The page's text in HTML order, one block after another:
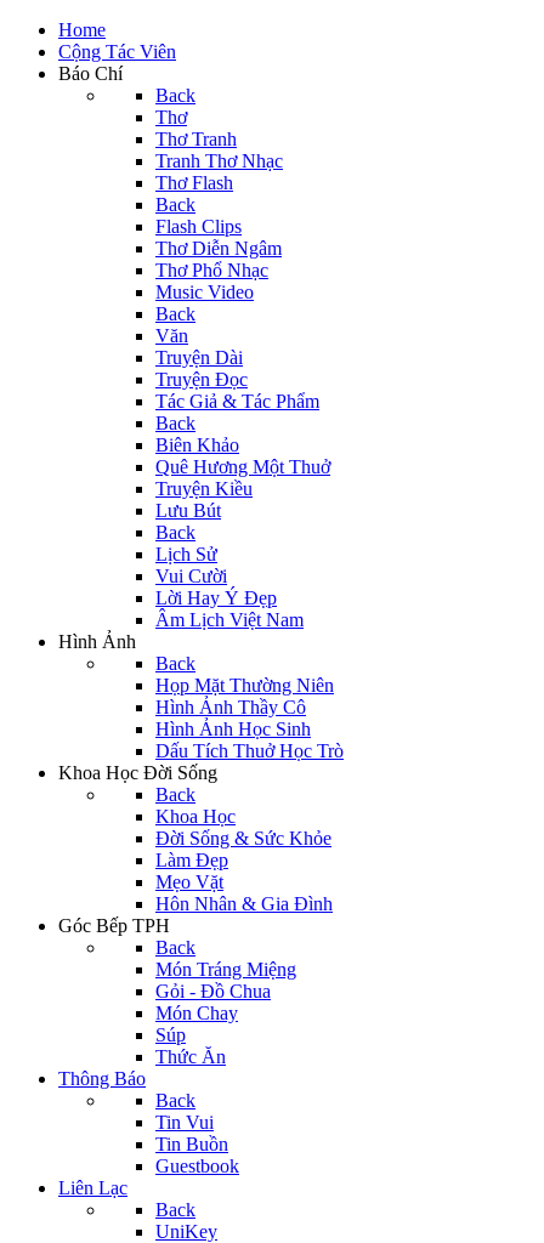
Home
Cộng Tác Viên
Báo Chí
Back
Thơ
Thơ Tranh
Tranh Thơ Nhạc
Thơ Flash
Back
Flash Clips
Thơ Diễn Ngâm
Thơ Phổ Nhạc
Music Video
Back
Văn
Truyện Dài
Truyện Đọc
Tác Giả & Tác Phẩm
Back
Biên Khảo
Quê Hương Một Thuở
Truyện Kiều
Lưu Bút
Back
Lịch Sử
Vui Cười
Lời Hay Ý Đẹp
Âm Lịch Việt Nam
Hình Ảnh
Back
Họp Mặt Thường Niên
Hình Ảnh Thầy Cô
Hình Ảnh Học Sinh
Dấu Tích Thuở Học Trò
Khoa Học Đời Sống
Back
Khoa Học
Đời Sống & Sức Khỏe
Làm Đẹp
Mẹo Vặt
Hôn Nhân & Gia Đình
Góc Bếp TPH
Back
Món Tráng Miệng
Gỏi - Đồ Chua
Món Chay
Súp
Thức Ăn
Thông Báo
Back
Tin Vui
Tin Buồn
Guestbook
Liên Lạc
Back
UniKey